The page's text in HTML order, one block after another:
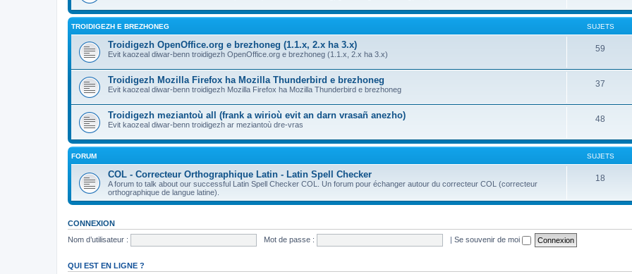
TROIDIGEZH E BREZHONEG SUJETS
Troidigezh OpenOffice.org e brezhoneg (1.1.x, 2.x ha 3.x)
Evit kaozeal diwar-benn troidigezh OpenOffice.org e brezhoneg (1.1.x, 2.x ha 3.x)
59
Troidigezh Mozilla Firefox ha Mozilla Thunderbird e brezhoneg
Evit kaozeal diwar-benn troidigezh Mozilla Firefox ha Mozilla Thunderbird e brezhoneg
37
Troidigezh meziantoù all (frank a wirioù evit an darn vrasañ anezho)
Evit kaozeal diwar-benn troidigezh ar meziantoù dre-vras
48
FORUM SUJETS
COL - Correcteur Orthographique Latin - Latin Spell Checker
A forum to talk about our successful Latin Spell Checker COL. Un forum pour échanger autour du correcteur COL (correcteur
orthographique de langue latine).
18
CONNEXION
Nom d’utilisateur :
Mot de passe : | Se souvenir de moi
QUI EST EN LIGNE ?